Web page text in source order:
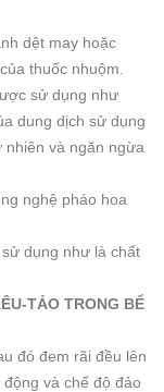
dệt may hoặc
thuốc nhuộm.
sử dụng như
dung dịch sử dụng
nhiên và ngăn ngừa
nghệ pháo hoa
dụng như là chất
TẢO TRONG BỂ
đó đem rãi đều lên
và chế độ đảo